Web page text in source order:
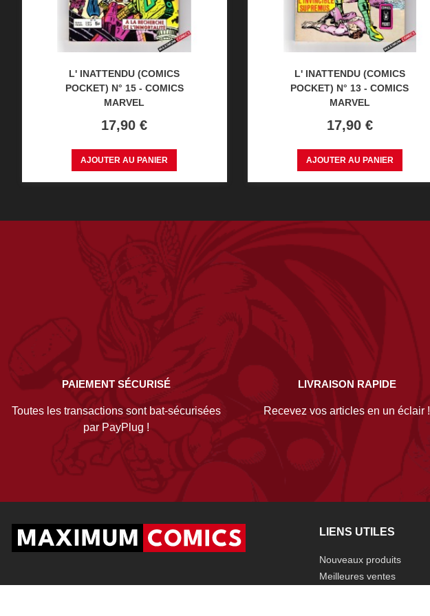
L' INATTENDU (COMICS
POCKET) N° 15 - COMICS
MARVEL
Prix
17,90 €
AJOUTER AU PANIER
L' INATTENDU (COMICS
POCKET) N° 13 - COMICS
MARVEL
Prix
17,90 €
AJOUTER AU PANIER
PAIEMENT SÉCURISÉ
Toutes les transactions sont bat-sécurisées
par PayPlug !
LIVRAISON RAPIDE
Recevez vos articles en un éclair !
LIENS UTILES
Nouveaux produits
Meilleures ventes